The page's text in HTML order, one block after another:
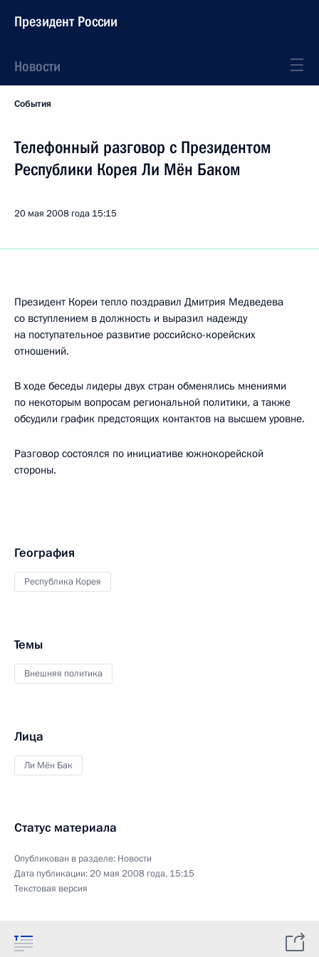
Президент России
Новости
События
Телефонный разговор с Президентом
Республики Корея Ли Мён Баком
20 мая 2008 года 15:15
Президент Кореи тепло поздравил Дмитрия Медведева
со вступлением в должность и выразил надежду
на поступательное развитие российско-корейских
отношений.
В ходе беседы лидеры двух стран обменялись мнениями
по некоторым вопросам региональной политики, а также
обсудили график предстоящих контактов на высшем уровне.
Разговор состоялся по инициативе южнокорейской
стороны.
География
Республика Корея
Темы
Внешняя политика
Лица
Ли Мён Бак
Статус материала
Опубликован в разделе: Новости
Дата публикации:20 мая 2008 года, 15:15
Текстовая версия